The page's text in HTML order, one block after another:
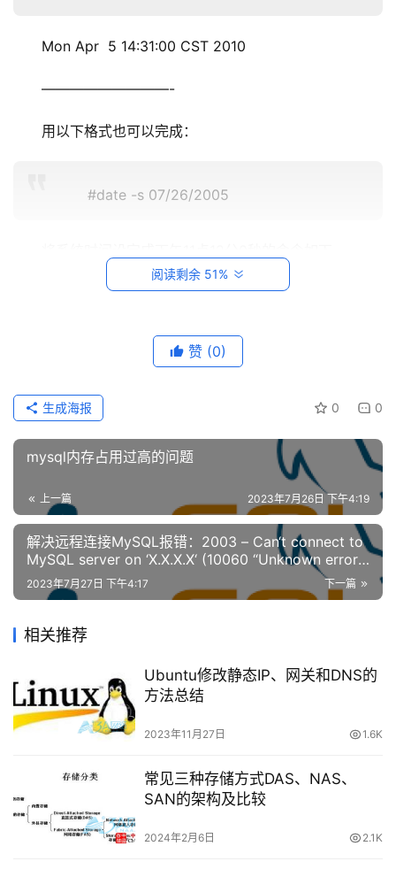
络
全
网
站
建
名
与
备
源
登录
Mon Apr  5 14:31:00 CST 2010
—————————-
用以下格式也可以完成：
#date -s 07/26/2005
注意，这里说的是系统时间，是由Linux操作系统维护
的。
在系统启动时，Linux操作系统将时间从CMOS中读到
系统时间变量中，以后修改时间通过修改系统时间实现。为
了保持系统时间与CMOS时间的一致性，Linux每隔一段时
间会将系统时间写入CMOS。由于该同步是每隔一段时间
（大约是11分钟）进行的，在我们执行date -s后，如果马
上重起机器，修改时间就有可能没有被写入CMOS,这就是
问题的原因。如果要确保修改生效可以执行如下命令。
间写入CMOS。
—————————-
CST：中国标准时间（China Standard Time），这个
解释可能是针对RedHat Linux。
UTC：协调世界时，又称世界标准时间，简称UTC，
阅读剩余 51%
赞 (0)
0 0
生成海报
mysql内存占用过高的问题
上一篇 2023年7月26日 下午4:19
解决远程连接MySQL报错：2003 – Can‘t connect to
MySQL server on ‘X.X.X.X‘ (10060 “Unknown error“)
问题
下一篇
2023年7月27日 下午4:17
相关推荐
Ubuntu修改静态IP、网关和DNS的
方法总结
2023年11月27日 1.6K
常见三种存储方式DAS、NAS、
SAN的架构及比较
2024年2月6日 2.1K